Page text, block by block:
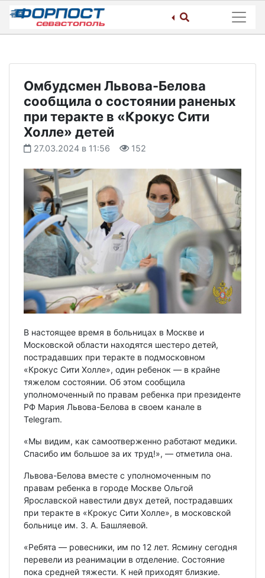
Skip
content
Омбудсмен Львова-Белова
сообщила о состоянии раненых
при теракте в «Крокус Сити
Холле» детей
27.03.2024 в 11:56 152
В настоящее время в больницах в Москве и
Московской области находятся шестеро детей,
пострадавших при теракте в подмосковном
«Крокус Сити Холле», один ребенок — в крайне
тяжелом состоянии. Об этом сообщила
уполномоченный по правам ребенка при президенте
РФ Мария Львова-Белова в своем канале в
Telegram.
«Мы видим, как самоотверженно работают медики.
Спасибо им большое за их труд!», — отметила она.
Львова-Белова вместе с уполномоченным по
правам ребенка в городе Москве Ольгой
Ярославской навестили двух детей, пострадавших
при теракте в «Крокус Сити Холле», в московской
больнице им. З. А. Башляевой.
«Ребята — ровесники, им по 12 лет. Ясмину сегодня
перевели из реанимации в отделение. Состояние
пока средней тяжести. К ней приходят близкие.